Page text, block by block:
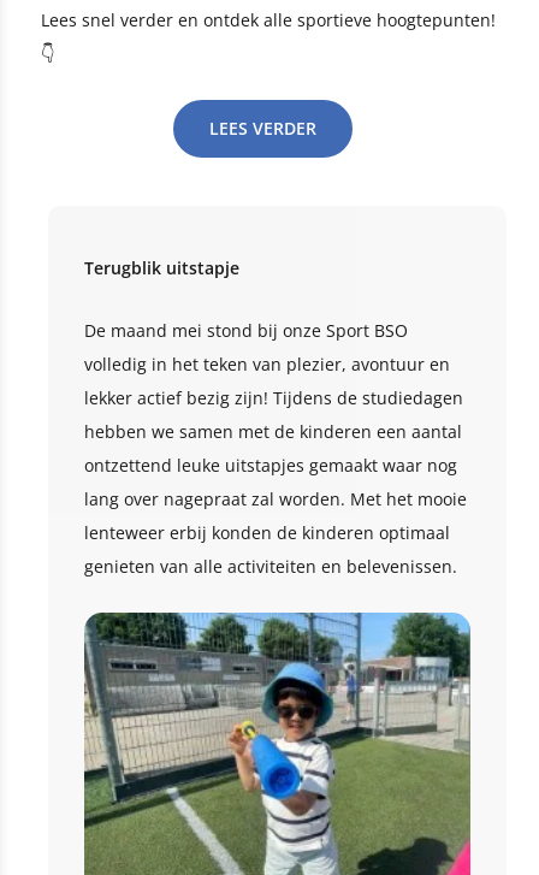
Lees snel verder en ontdek alle sportieve hoogtepunten!
👇
LEES VERDER
Terugblik uitstapje
De maand mei stond bij onze Sport BSO
volledig in het teken van plezier, avontuur en
lekker actief bezig zijn! Tijdens de studiedagen
hebben we samen met de kinderen een aantal
ontzettend leuke uitstapjes gemaakt waar nog
lang over nagepraat zal worden. Met het mooie
lenteweer erbij konden de kinderen optimaal
genieten van alle activiteiten en belevenissen.